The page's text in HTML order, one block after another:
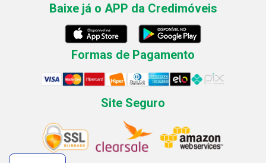
Baixe já o APP da Credimóveis
Formas de Pagamento
Site Seguro